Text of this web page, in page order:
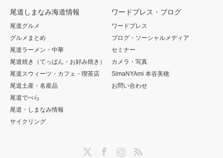
尾道しまなみ海道情報
尾道グルメ
グルメまとめ
尾道ラーメン・中華
尾道焼き（てっぱん・お好み焼き）
尾道スウィーツ・カフェ・喫茶店
尾道土産・名産品
尾道でべら
尾道・しまなみ情報
サイクリング
ワードプレス・ブログ
ワードプレス
ブログ・ソーシャルメディア
セミナー
カメラ・写真
SimaNYAmi 本谷美穂
お問い合わせ
InstagramRSS